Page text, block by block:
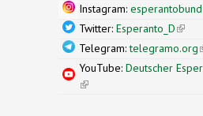
Instagram: esperantobund
Twitter: Esperanto_D(link
Telegram:telegramo.org
YouTube: Deutscher
(link is external)